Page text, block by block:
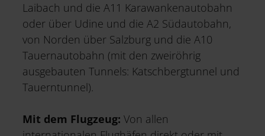
Laibach und die A11 Karawankenautobahn
oder über Udine und die A2 Südautobahn,
von Norden über Salzburg und die A10
Tauernautobahn (mit den zweiröhrig
ausgebauten Tunnels: Katschbergtunnel und
Tauerntunnel).
Mit dem Flugzeug: Von allen